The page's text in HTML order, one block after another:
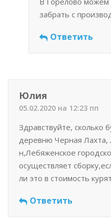
забрать с
Ответить
Юлия
05.02.2020 на 12:23 пп
Здравствуйте, сколько
деревню Черная Лахта,
н,Лебяженское
осуществляет
ли это в стоимость
Ответить